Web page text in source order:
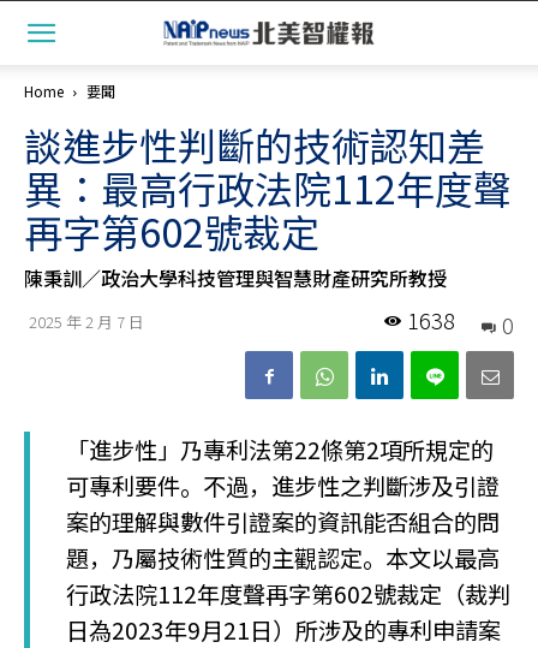
Home 要聞
談進步性判斷的技術認知差
異：最高行政法院112年度聲
再字第602號裁定
陳秉訓／政治大學科技管理與智慧財產研究所教授
2025 年 2 月 7 日 0
1638
「進步性」乃專利法第22條第2項所規定的
可專利要件。不過，進步性之判斷涉及引證
案的理解與數件引證案的資訊能否組合的問
題，乃屬技術性質的主觀認定。本文以最高
行政法院112年度聲再字第602號裁定（裁判
日為2023年9月21日）所涉及的專利申請案